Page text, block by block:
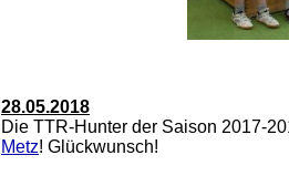
28.05.2018
Die TTR-Hunter der Saison 2017-
Metz! Glückwunsch!